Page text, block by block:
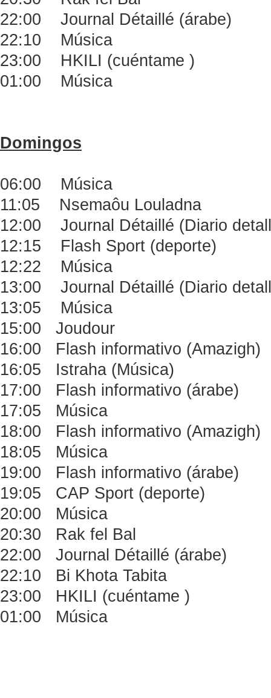
22:00 Journal Détaillé (árabe)
22:10 Música
23:00 HKILI (cuéntame )
01:00 Música
Domingos
06:00 Música
11:05 Nsemaôu Louladna
12:00 Journal Détaillé (Diario
12:15 Flash Sport (deporte)
12:22 Música
13:00 Journal Détaillé (Diario
13:05 Música
15:00 Joudour
16:00 Flash informativo (Amazigh)
16:05 Istraha (Música)
17:00 Flash informativo (árabe)
17:05 Música
18:00 Flash informativo (Amazigh)
18:05 Música
19:00 Flash informativo (árabe)
19:05 CAP Sport (deporte)
20:00 Música
20:30 Rak fel Bal
22:00 Journal Détaillé (árabe)
22:10 Bi Khota Tabita
23:00 HKILI (cuéntame )
01:00 Música